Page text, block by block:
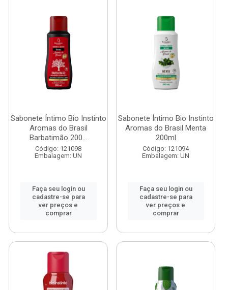
Sabonete Íntimo Bio Instinto
Aromas do Brasil
Barbatimão 200...
Código: 121098
Embalagem: UN
Faça seu login ou
cadastre-se para
ver preços e
comprar
Sabonete Íntimo Bio Instinto
Aromas do Brasil Menta
200ml
Código: 121094
Embalagem: UN
Faça seu login ou
cadastre-se para
ver preços e
comprar